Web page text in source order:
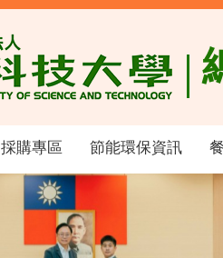
採購專區 節能環保資訊